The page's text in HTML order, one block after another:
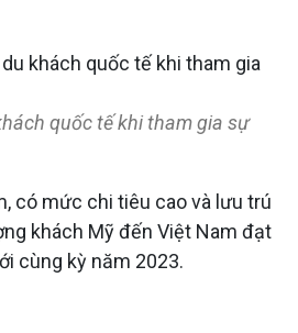
quốc tế khi tham gia sự
có mức chi tiêu cao và lưu trú
khách Mỹ đến Việt Nam đạt
cùng kỳ năm 2023.